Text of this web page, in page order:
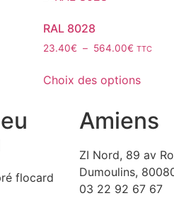
RAL 8028
23.40€ – 564.00€ TTC
Choix des options
flocard
Amiens
ZI Nord, 89 av
Dumoulins,
03 22 92 67 67